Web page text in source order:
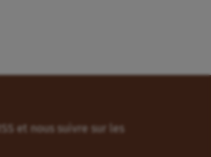
et nous suivre sur les